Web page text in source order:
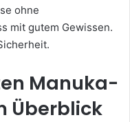
ohne
mit gutem Gewissen.
Manuka-
Überblick